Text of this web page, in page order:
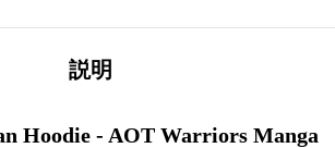
説明
Hoodie - AOT Warriors Manga